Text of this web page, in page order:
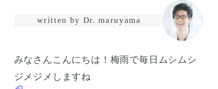
written by Dr. maruyama
みなさんこんにちは！梅雨で毎日ムシムシ
ジメジメしますね